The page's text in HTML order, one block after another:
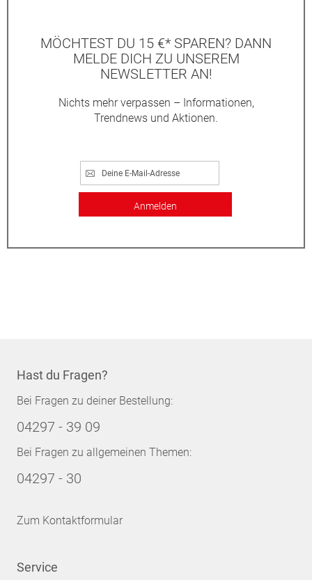
MÖCHTEST DU 15 €* SPAREN? DANN
MELDE DICH ZU UNSEREM
NEWSLETTER AN!
Nichts mehr verpassen – Informationen,
Trendnews und Aktionen.
Anmelden
Hast du Fragen?
Bei Fragen zu deiner Bestellung:
04297 - 39 09
Bei Fragen zu allgemeinen Themen:
04297 - 30
Zum Kontaktformular
Service